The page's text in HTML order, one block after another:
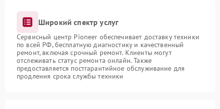
Широкий спектр услуг
Сервисный центр Pioneer обеспечивает доставку техники
по всей РФ, бесплатную диагностику и качественный
ремонт, включая срочный ремонт. Клиенты могут
отслеживать статус ремонта онлайн. Также
предоставляется постгарантийное обслуживание для
продления срока службы техники